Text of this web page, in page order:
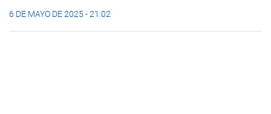
6 DE MAYO DE 2025 - 21:02